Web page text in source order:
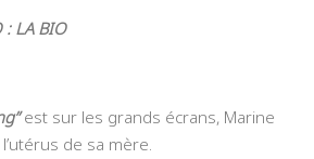
: LA BIO
est sur les grands écrans, Marine
de sa mère.